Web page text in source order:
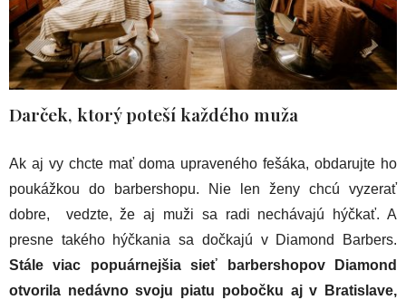
Darček, ktorý poteší každého muža
Ak aj vy chcte mať doma upraveného fešáka, obdarujte ho
poukážkou do barbershopu. Nie len ženy chcú vyzerať
dobre, vedzte, že aj muži sa radi nechávajú hýčkať. A
presne takého hýčkania sa dočkajú v Diamond Barbers.
Stále viac popuárnejšia sieť barbershopov Diamond
otvorila nedávno svoju piatu pobočku aj v Bratislave,